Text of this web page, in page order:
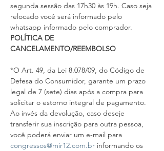
segunda sessão das 17h30 às 19h. Caso seja
relocado você será informado pelo
whatsapp informado pelo comprador.
POLÍTICA DE
CANCELAMENTO/REEMBOLSO
*O Art. 49, da Lei 8.078/09, do Código de
Defesa do Consumidor, garante um prazo
legal de 7 (sete) dias após a compra para
solicitar o estorno integral de pagamento.
Ao invés da devolução, caso deseje
transferir sua inscrição para outra pessoa,
você poderá enviar um e-mail para
congressos@mir12.com.br informando os